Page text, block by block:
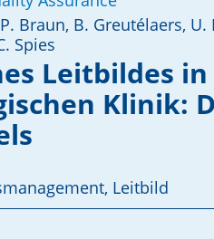
Braun, B. Greutélaers,
Spies
Leitbildes
Klinik:
Leitbild